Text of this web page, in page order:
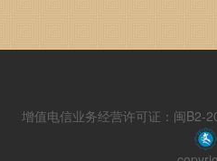
增值电信业务经营许可证：闽B2-